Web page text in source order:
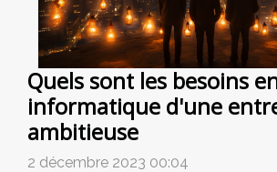
Quels sont les besoins
informatique d'une
ambitieuse
2 décembre 2023 00:04